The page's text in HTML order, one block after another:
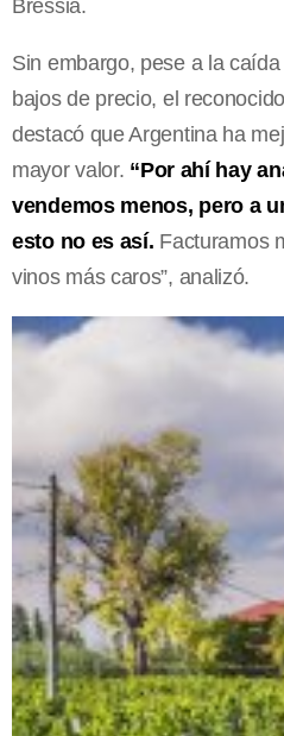
Bressia.
Sin embargo, pese a la
bajos de precio, el
destacó que Argentina ha
mayor valor. “Por ahí hay
vendemos menos, pero a
esto no es así. Facturamos
vinos más caros”, analizó.